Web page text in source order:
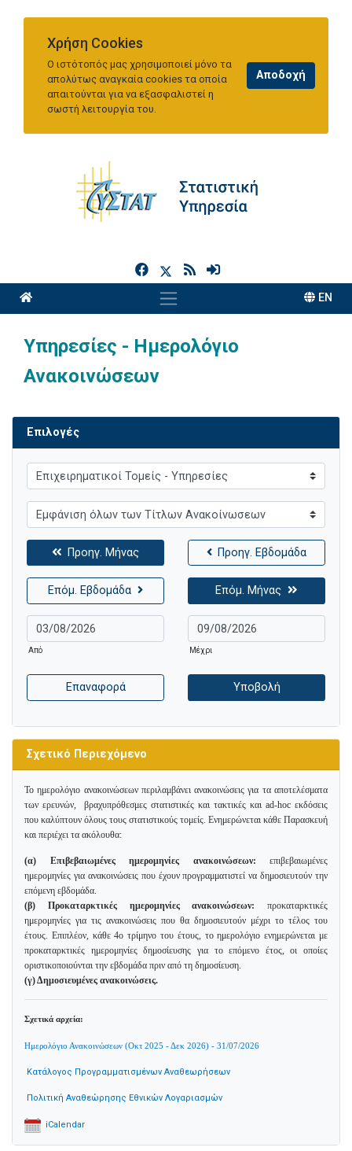
Χρήση Cookies
Ο ιστότοπός μας χρησιμοποιεί μόνο τα
απολύτως αναγκαία cookies τα οποία
απαιτούνται για να εξασφαλιστεί η
σωστή λειτουργία του.
h
EN
Υπηρεσίες - Ημερολόγιο
Ανακοινώσεων
Επιλογές
Προηγ. Μήνας Προηγ. Εβδομάδα
Επόμ. Εβδομάδα Επόμ. Μήνας
Από Μέχρι
Επαναφορά Υποβολή
Σχετικό Περιεχόμενο
Το ημερολόγιο ανακοινώσεων περιλαμβάνει ανακοινώσεις για τα αποτελέσματα
των ερευνών, βραχυπρόθεσμες στατιστικές και τακτικές και ad-hoc εκδόσεις
που καλύπτουν όλους τους στατιστικούς τομείς. Ενημερώνεται κάθε Παρασκευή
και περιέχει τα ακόλουθα:
(α) Επιβεβαιωμένες ημερομηνίες ανακοινώσεων: επιβεβαιωμένες
ημερομηνίες για ανακοινώσεις που έχουν προγραμματιστεί να δημοσιευτούν την
επόμενη εβδομάδα.
(β) Προκαταρκτικές ημερομηνίες ανακοινώσεων: προκαταρκτικές
ημερομηνίες για τις ανακοινώσεις που θα δημοσιευτούν μέχρι το τέλος του
έτους. Επιπλέον, κάθε 4ο τρίμηνο του έτους, το ημερολόγιο ενημερώνεται με
προκαταρκτικές ημερομηνίες δημοσίευσης για το επόμενο έτος, οι οποίες
οριστικοποιούνται την εβδομάδα πριν από τη δημοσίευση.
(γ) Δημοσιευμένες ανακοινώσεις.
Σχετικά αρχεία:
Ημερολόγιο Ανακοινώσεων (Οκτ 2025 - Δεκ 2026) - 31/07/2026
Κατάλογος Προγραμματισμένων Αναθεωρήσεων
Πολιτική Αναθεώρησης Εθνικών Λογαριασμών
iCalendar